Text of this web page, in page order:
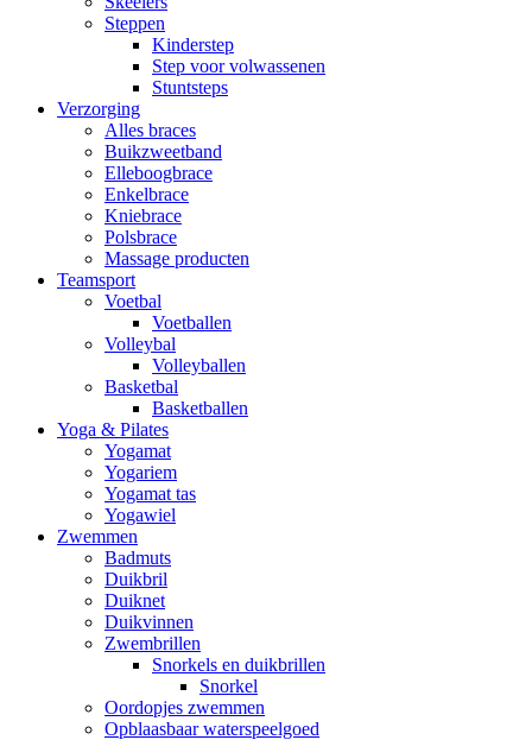
Steppen
Kinderstep
Step voor volwassenen
Stuntsteps
Verzorging
Alles braces
Buikzweetband
Elleboogbrace
Enkelbrace
Kniebrace
Polsbrace
Massage producten
Teamsport
Voetbal
Voetballen
Volleybal
Volleyballen
Basketbal
Basketballen
Yoga & Pilates
Yogamat
Yogariem
Yogamat tas
Yogawiel
Zwemmen
Badmuts
Duikbril
Duiknet
Duikvinnen
Zwembrillen
Snorkels en duikbrillen
Snorkel
Oordopjes zwemmen
Opblaasbaar waterspeelgoed